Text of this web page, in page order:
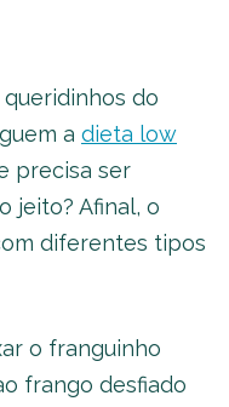
do
a dieta low
precisa ser
jeito? Afinal, o
diferentes tipos
o franguinho
frango desfiado